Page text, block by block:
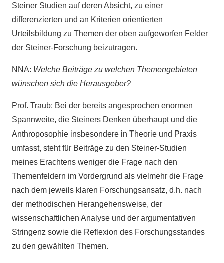
Steiner Studien auf deren Absicht, zu einer
differenzierten und an Kriterien orientierten
Urteilsbildung zu Themen der oben aufgeworfen Felder
der Steiner-Forschung beizutragen.
NNA: Welche Beiträge zu welchen Themengebieten
wünschen sich die Herausgeber?
Prof. Traub: Bei der bereits angesprochen enormen
Spannweite, die Steiners Denken überhaupt und die
Anthroposophie insbesondere in Theorie und Praxis
umfasst, steht für Beiträge zu den Steiner-Studien
meines Erachtens weniger die Frage nach den
Themenfeldern im Vordergrund als vielmehr die Frage
nach dem jeweils klaren Forschungsansatz, d.h. nach
der methodischen Herangehensweise, der
wissenschaftlichen Analyse und der argumentativen
Stringenz sowie die Reflexion des Forschungsstandes
zu den gewählten Themen.